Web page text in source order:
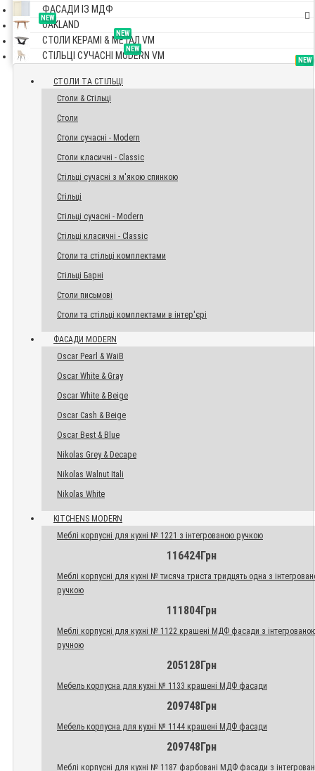
ФАСАДИ ІЗ МДФ
NEW
OAKLAND
NEW
СТОЛИ КЕРАМІ & МЕТАЛ VM
NEW
СТІЛЬЦІ СУЧАСНІ MODERN VM TOP
СТОЛИ ТА СТІЛЬЦІ
Столи & Стільці
Столи
Столи сучасні - Modern
Столи класичні - Classic
Стільці сучасні з м'якою спинкою
Стільці
Стільці сучасні - Modern
Стільці класичні - Classic
Столи та стільці комплектами
Стільці Барні
Столи письмові
Столи та стільці комплектами в інтер'єрі
NEW
ФАСАДИ MODERN
Oscar Pearl & WaiB
Oscar White & Gray
Oscar White & Beige
Oscar Cash & Beige
Oscar Best & Blue
Nikolas Grey & Decape
Nikolas Walnut Itali
Nikolas White
NEW
KITCHENS MODERN
Меблі корпусні для кухні № 1221 з інтегрованою ручкою
116424Грн
Меблі корпусні для кухні № тисяча триста тридцять одна з
ручкою
111804Грн
Меблі корпусні для кухні № 1122 крашені МДФ фасади з
ручною
205128Грн
Мебель корпусна для кухні № 1133 крашені МДФ фасади
209748Грн
Мебель корпусна для кухні № 1144 крашені МДФ фасади
209748Грн
Меблі корпусні для кухні № 1187 фарбовані МДФ фасади з
NEW